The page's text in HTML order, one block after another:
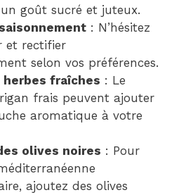
goût sucré et juteux.
: N’hésitez
et rectifier
selon vos préférences.
fraîches : Le
frais peuvent ajouter
aromatique à votre
olives noires : Pour
ajoutez des olives